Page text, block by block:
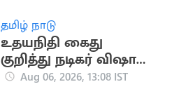
தனித் தீர்மானம்
தமிழ் நாடு
உதயநிதி கைது
குறித்து நடிகர் விஷால்
கருத்து
Aug 06, 2026, 13:08 IST